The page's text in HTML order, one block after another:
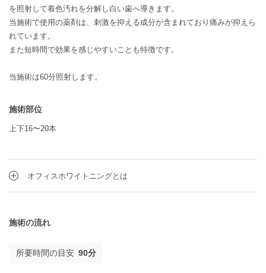
を照射して着色汚れを分解し白い歯へ導きます。
当施術で使用の薬剤は、刺激を抑える成分が含まれており痛みが抑えら
れています。
また短時間で効果を感じやすいことも特徴です。
当施術は60分照射します。
施術部位
上下16〜20本
オフィスホワイトニングとは
施術の流れ
所要時間の目安 90分